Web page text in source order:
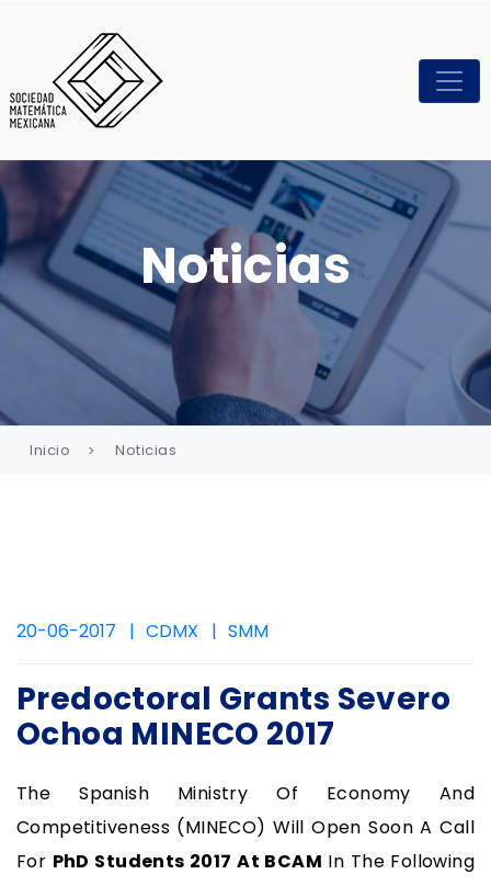
Noticias
Inicio Noticias
20-06-2017 CDMX SMM
Predoctoral Grants Severo
Ochoa MINECO 2017
The Spanish Ministry Of Economy And
Competitiveness (MINECO) Will Open Soon A Call
For PhD Students 2017 At BCAM In The Following